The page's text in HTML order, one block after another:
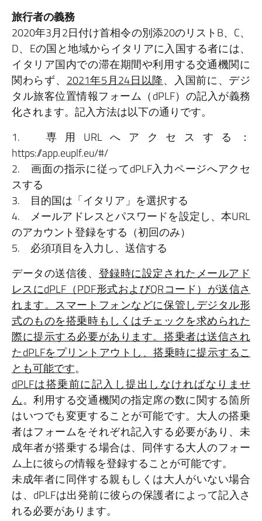
旅行者の義務
2020年3月2日付け首相令の別添20のリストB、C、
D、Eの国と地域からイタリアに入国する者には、
イタリア国内での滞在期間や利用する交通機関に
関わらず、 2021年5月24日以降、入国前に、デジ
タル旅客位置情報フォーム（dPLF）の記入が義務
化されます。記入方法は以下の通りです。
1. 専用URLへアクセスする：
https://app.euplf.eu/#/
2. 画面の指示に従ってdPLF入力ページへアクセ
スする
3. 目的国は「イタリア」を選択する
4. メールアドレスとパスワードを設定し、本URL
のアカウント登録をする（初回のみ）
5. 必須項目を入力し、送信する
データの送信後、 登録時に設定されたメールアド
レスにdPLF（PDF形式およびQRコード）が送信さ
れます。スマートフォンなどに保管しデジタル形
式のものを搭乗時もしくはチェックを求められた
際に提示する必要があります。搭乗者は送信され
たdPLFをプリントアウトし、搭乗時に提示するこ
とも可能です。
dPLFは搭乗前に記入し提出しなければなりませ
ん。利用する交通機関の指定席の数に関する箇所
はいつでも変更することが可能です。大人の搭乗
者はフォームをそれぞれ記入する必要があり、未
成年者が搭乗する場合は、同伴する大人のフォー
ム上に彼らの情報を登録することが可能です。
未成年者に同伴する親もしくは大人がいない場合
は、dPLFは出発前に彼らの保護者によって記入さ
れる必要があります。